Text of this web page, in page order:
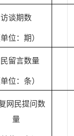
访谈期数
单位：期）
民留言数量
单位：条）
网民提问数
量